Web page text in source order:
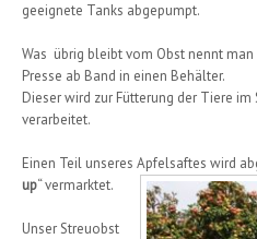
geeignete Tanks abgepumpt.
Was übrig bleibt vom Obst nennt
Presse ab Band in einen Behälter.
Dieser wird zur Fütterung der Tiere
verarbeitet.
Einen Teil unseres Apfelsaftes wird
up“ vermarktet.
Unser Streuobst